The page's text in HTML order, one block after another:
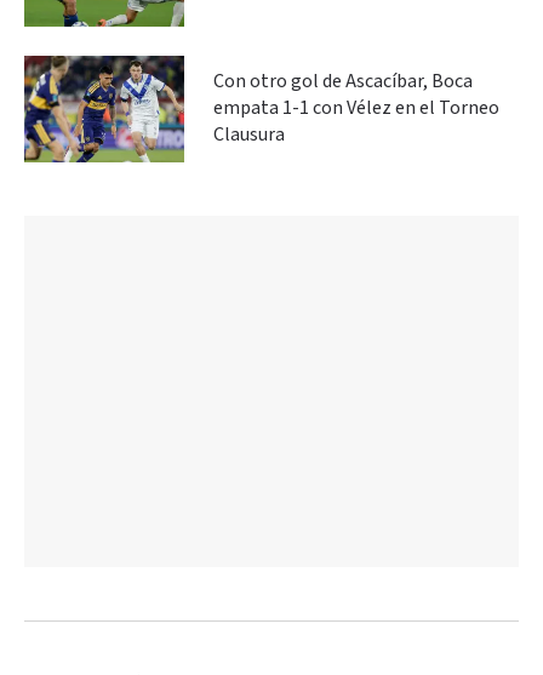
Con otro gol de Ascacíbar, Boca
empata 1-1 con Vélez en el Torneo
Clausura